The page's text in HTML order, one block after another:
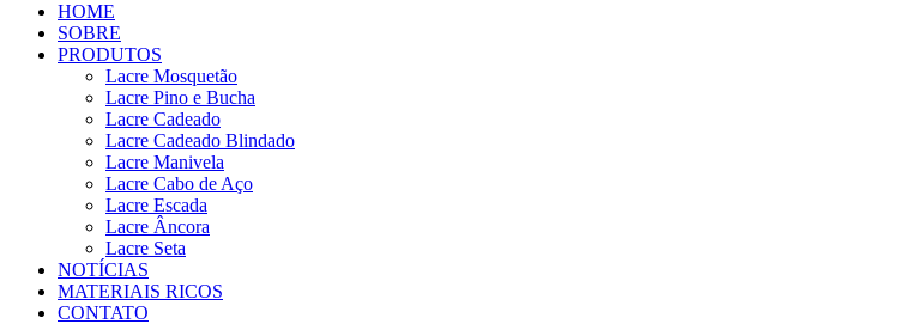
HOME
SOBRE
PRODUTOS
Lacre Mosquetão
Lacre Pino e Bucha
Lacre Cadeado
Lacre Cadeado Blindado
Lacre Manivela
Lacre Cabo de Aço
Lacre Escada
Lacre Âncora
Lacre Seta
NOTÍCIAS
MATERIAIS RICOS
CONTATO